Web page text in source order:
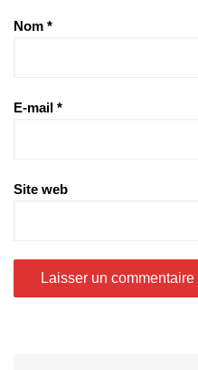
Nom *
E-mail *
Site web